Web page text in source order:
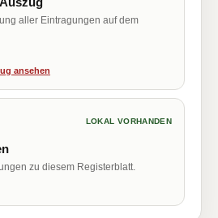
aller Eintragungen auf dem
ansehen
LOKAL VORHANDEN
zu diesem Registerblatt.